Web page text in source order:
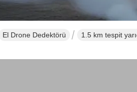
El Drone Dedektörü 1.5 km tespit